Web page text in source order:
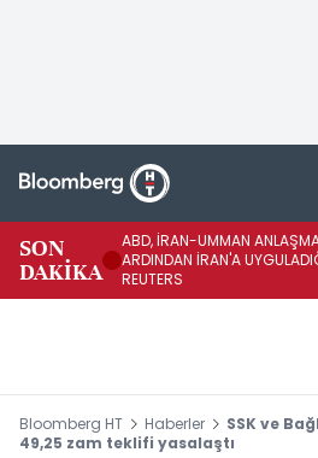
SON
DAKİKA
ABD, İRAN-UMMAN
ARDINDAN İRAN'A
REUTERS
Bloomberg HT Haberler
SSK ve
49,25 zam teklifi yasalaştı